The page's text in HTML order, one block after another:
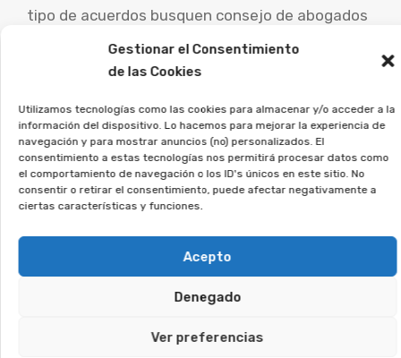
Gestionar el Consentimiento
de las Cookies
Utilizamos tecnologías como las cookies para almacenar y/o acceder a la
información del dispositivo. Lo hacemos para mejorar la experiencia de
navegación y para mostrar anuncios (no) personalizados. El
consentimiento a estas tecnologías nos permitirá procesar datos como
el comportamiento de navegación o los ID's únicos en este sitio. No
consentir o retirar el consentimiento, puede afectar negativamente a
ciertas características y funciones.
Acepto
Denegado
Ver preferencias
tipo de acuerdos busquen consejo de abogados
especialistas para examinar su caso particular y
explorar las opciones legales.
Desde la Asociación Afeban
ayudamos a los afectados a
ejercer sus derechos.
Si crees que puedes estar afectado, deja tus
Te puede interesar:
Reclamar Productos Bancarios Abusivos